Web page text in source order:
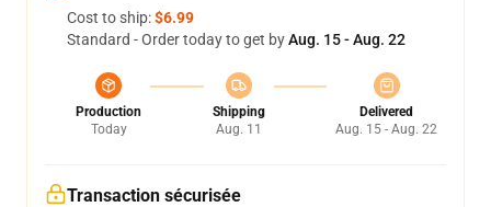
Cost to ship:$6.99
Standard - Order today to get byAug. 15 - Aug. 22
Production
Today
Shipping
Aug. 11
Delivered
Aug. 15 - Aug. 22
Transaction sécurisée